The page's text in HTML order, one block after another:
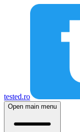
tested.ro
Open main menu